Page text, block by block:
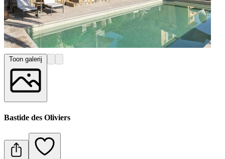
Bastide des Oliviers